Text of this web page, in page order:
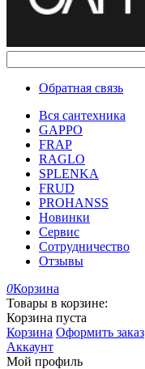
Обратная связь
Вся сантехника
GAPPO
FRAP
RAGLO
SPLENKA
FRUD
PROHANSS
Новинки
Сервис
Сотрудничество
Отзывы
0Корзина
Товары в корзине:
Корзина пуста
Корзина Оформить заказ
Аккаунт
Мой профиль